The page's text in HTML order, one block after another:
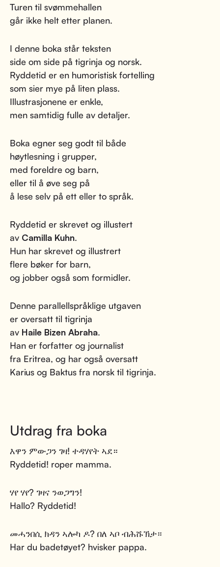
Turen til svømmehallen
går ikke helt etter planen.
I denne boka står teksten
side om side på tigrinja og norsk.
Ryddetid er en humoristisk fortelling
som sier mye på liten plass.
Illustrasjonene er enkle,
men samtidig fulle av detaljer.
Boka egner seg godt til både
høytlesning i grupper,
med foreldre og barn,
eller til å øve seg på
å lese selv på ett eller to språk.
Ryddetid er skrevet og illustert
av Camilla Kuhn.
Hun har skrevet og illustrert
flere bøker for barn,
og jobber også som formidler.
Denne parallellspråklige utgaven
er oversatt til tigrinja
av Haile Bizen Abraha.
Han er forfatter og journalist
fra Eritrea, og har også oversatt
Karius og Baktus fra norsk til tigrinja.
Utdrag fra boka
እዋን ምውጋን ገዛ! ተዳሃየት ኣደ።
Ryddetid! roper mamma.
ሃየ ሃየ? ገዛና ንወጋግን!
Hallo? Ryddetid!
መሓንበሲ ክዳን ኣሎካ ዶ? በለ ኣቦ ብሕሹኽታ።
Har du badetøyet? hvisker pappa.